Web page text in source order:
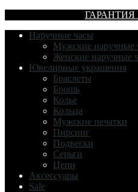
ГАРАНТИЯ
Наручные часы
Мужские наручные
Женские наручные
Ювелирные украшения
Браслеты
Брошь
Колье
Кольца
Мужские печатки
Пирсинг
Подвески
Серьги
Цепи
Аксессуары
Sale